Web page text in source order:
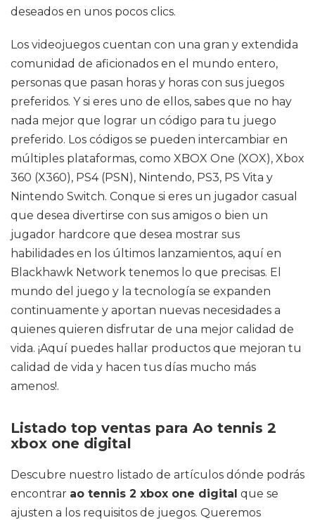
deseados en unos pocos clics.
Los videojuegos cuentan con una gran y extendida
comunidad de aficionados en el mundo entero,
personas que pasan horas y horas con sus juegos
preferidos. Y si eres uno de ellos, sabes que no hay
nada mejor que lograr un código para tu juego
preferido. Los códigos se pueden intercambiar en
múltiples plataformas, como XBOX One (XOX), Xbox
360 (X360), PS4 (PSN), Nintendo, PS3, PS Vita y
Nintendo Switch. Conque si eres un jugador casual
que desea divertirse con sus amigos o bien un
jugador hardcore que desea mostrar sus
habilidades en los últimos lanzamientos, aquí en
Blackhawk Network tenemos lo que precisas. El
mundo del juego y la tecnología se expanden
continuamente y aportan nuevas necesidades a
quienes quieren disfrutar de una mejor calidad de
vida. ¡Aquí puedes hallar productos que mejoran tu
calidad de vida y hacen tus días mucho más
amenos!.
Listado top ventas para Ao tennis 2
xbox one digital
Descubre nuestro listado de artículos dónde podrás
encontrar ao tennis 2 xbox one digital que se
ajusten a los requisitos de juegos. Queremos